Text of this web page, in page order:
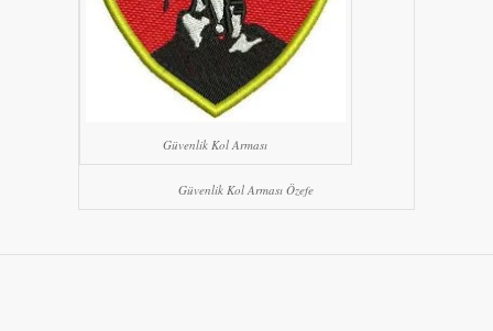
Güvenlik Kol Arması
Güvenlik Kol Arması Özefe